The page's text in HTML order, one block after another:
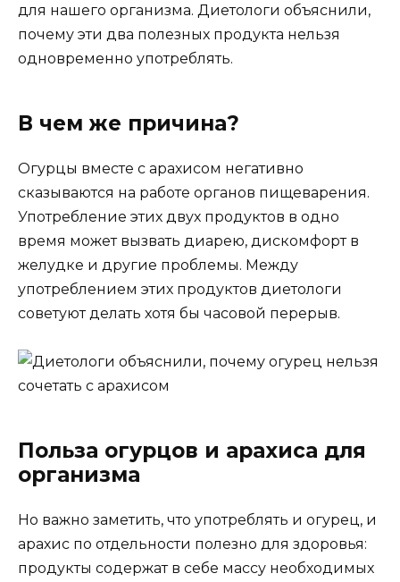
для нашего организма. Диетологи объяснили,
почему эти два полезных продукта нельзя
одновременно употреблять.
В чем же причина?
Огурцы вместе с арахисом негативно
сказываются на работе органов пищеварения.
Употребление этих двух продуктов в одно
время может вызвать диарею, дискомфорт в
желудке и другие проблемы. Между
употреблением этих продуктов диетологи
советуют делать хотя бы часовой перерыв.
Польза огурцов и арахиса для
организма
Но важно заметить, что употреблять и огурец, и
арахис по отдельности полезно для здоровья:
продукты содержат в себе массу необходимых